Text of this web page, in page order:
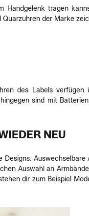
Handgelenk tragen
der Marke
des Labels verfügen
sind mit
NEU
Auswechselbare
Auswahl an
dir zum Beispiel